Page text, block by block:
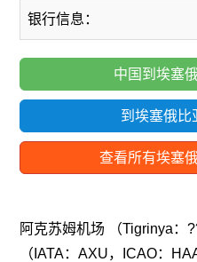
银行信息：
中国到埃塞
到埃塞俄比
查看所有埃塞
阿克苏姆机场 （Tigrinya：
（IATA：AXU，ICAO：